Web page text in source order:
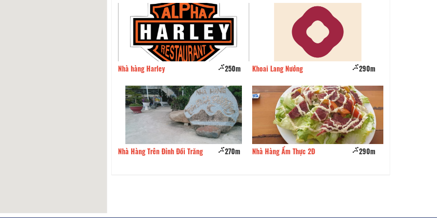
Nhà hàng Harley 250m
Nhà Hàng Trên Đỉnh Đồi Trăng 270m
Khoai Lang Nướng 290m
Nhà Hàng Ẩm Thực 2Đ 290m